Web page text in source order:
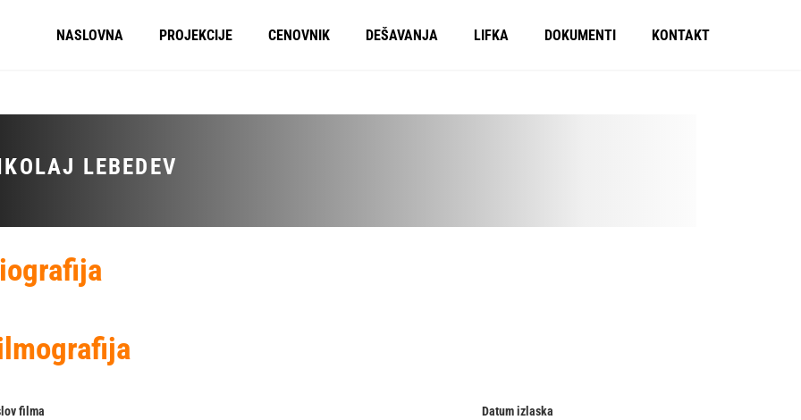
NASLOVNA PROJEKCIJE CENOVNIK DEŠAVANJA LIFKA DOKUMENTI KONTAKT
LEBEDEV
filma Datum izlaska